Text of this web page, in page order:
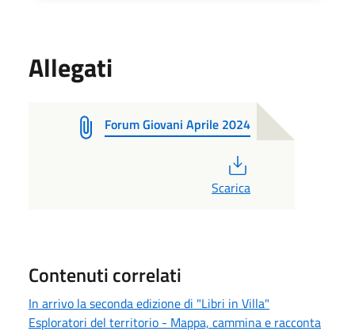
Allegati
Forum Giovani Aprile 2024
Scarica
Contenuti correlati
In arrivo la seconda edizione di "Libri in Villa"
Esploratori del territorio - Mappa, cammina e racconta